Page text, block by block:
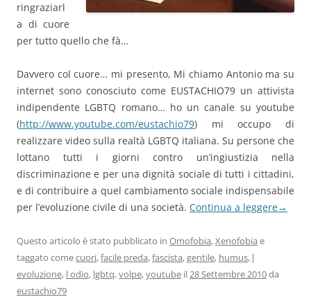
ringraziarl
a di cuore
per tutto quello che fà…
Davvero col cuore… mi presento, Mi chiamo Antonio ma su
internet sono conosciuto come EUSTACHIO79 un attivista
indipendente LGBTQ romano… ho un canale su youtube
(http://www.youtube.com/eustachio79) mi occupo di
realizzare video sulla realtà LGBTQ italiana. Su persone che
lottano tutti i giorni contro un’ingiustizia nella
discriminazione e per una dignità sociale di tutti i cittadini,
e di contribuire a quel cambiamento sociale indispensabile
per l’evoluzione civile di una società. Continua a leggere→
Questo articolo è stato pubblicato in Omofobia,Xenofobia e
taggato comecuori,facile preda,fascista,gentile, humus, l
evoluzione, l odio, lgbtq,volpe,youtube il28 Settembre 2010da
eustachio79